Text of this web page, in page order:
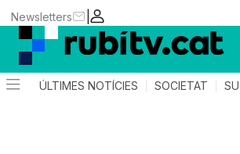
|
Newsletters
ÚLTIMES NOTÍCIES SOCIETAT